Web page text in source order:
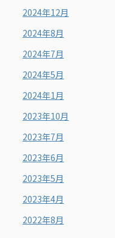
2024年12月
2024年8月
2024年7月
2024年5月
2024年1月
2023年10月
2023年7月
2023年6月
2023年5月
2023年4月
2022年8月